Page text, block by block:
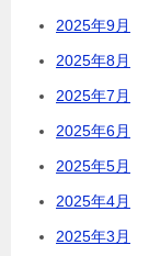
2025年9月
2025年8月
2025年7月
2025年6月
2025年5月
2025年4月
2025年3月